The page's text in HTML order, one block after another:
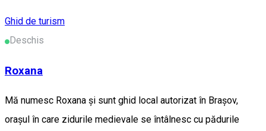
Ghid de turism
Deschis
Roxana
Mă numesc Roxana și sunt ghid local autorizat în Brașov,
orașul în care zidurile medievale se întâlnesc cu pădurile